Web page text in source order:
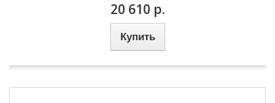
20 610 р.
Купить